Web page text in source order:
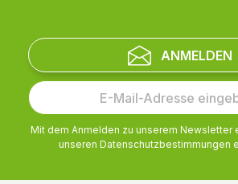
ANMELDEN
Mit dem Anmelden zu unserem Newsletter
unseren Datenschutzbestimmungen